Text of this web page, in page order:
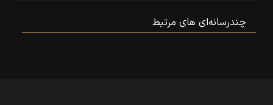
چندرسانه‌ای‌ های مرتبط